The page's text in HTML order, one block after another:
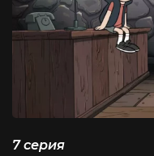
7 серия